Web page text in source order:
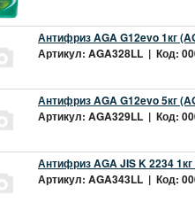
Антифриз AGA G12evo 1кг
Артикул: AGA328LL | Код:
Антифриз AGA G12evo 5кг
Артикул: AGA329LL | Код:
Антифриз AGA JIS K 2234
Артикул: AGA343LL | Код: